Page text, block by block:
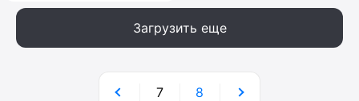
Загрузить еще
7 8